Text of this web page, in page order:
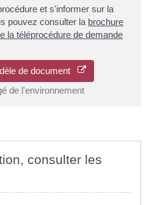
et s'informer sur la
pouvez consulter la brochure
la téléprocédure de demande
de document
de l'environnement
consulter les